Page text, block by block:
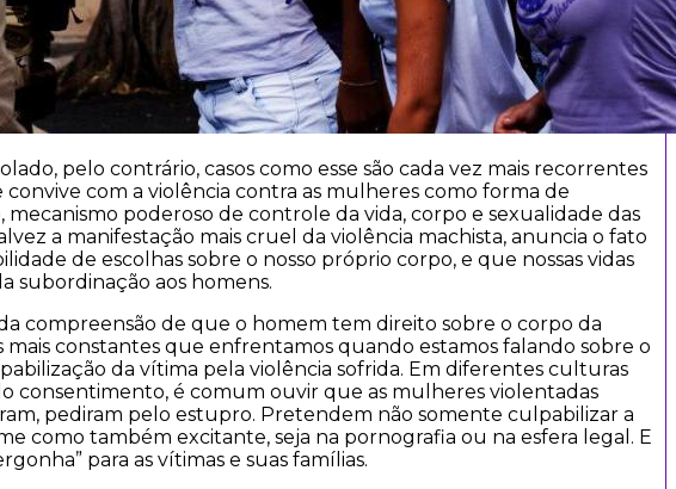
pelo contrário, casos como esse são cada vez mais recorrentes
convive com a violência contra as mulheres como forma de
mecanismo poderoso de controle da vida, corpo e sexualidade das
a manifestação mais cruel da violência machista, anuncia o fato
de escolhas sobre o nosso próprio corpo, e que nossas vidas
subordinação aos homens.
compreensão de que o homem tem direito sobre o corpo da
constantes que enfrentamos quando estamos falando sobre o
da vítima pela violência sofrida. Em diferentes culturas
consentimento, é comum ouvir que as mulheres violentadas
pediram pelo estupro. Pretendem não somente culpabilizar a
como também excitante, seja na pornografia ou na esfera legal. E
para as vítimas e suas famílias.